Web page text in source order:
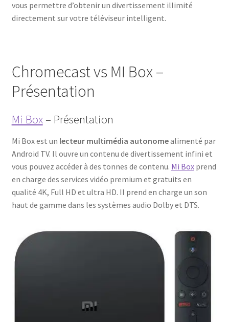
vous permettre d’obtenir un divertissement illimité
directement sur votre téléviseur intelligent.
Chromecast vs MI Box –
Présentation
Mi Box– Présentation
Mi Box est un lecteur multimédia autonomealimenté par
Android TV. Il ouvre un contenu de divertissement infini et
vous pouvez accéder à des tonnes de contenu. Mi Boxprend
en charge des services vidéo premium et gratuits en
qualité 4K, Full HD et ultra HD. Il prend en charge un son
haut de gamme dans les systèmes audio Dolby et DTS.